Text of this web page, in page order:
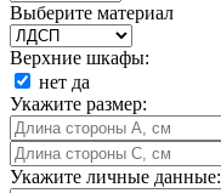
Выберите материал
Верхние шкафы:
нет да
Укажите размер:
Укажите личные данные: